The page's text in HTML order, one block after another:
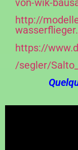
http://
https://
/segler/